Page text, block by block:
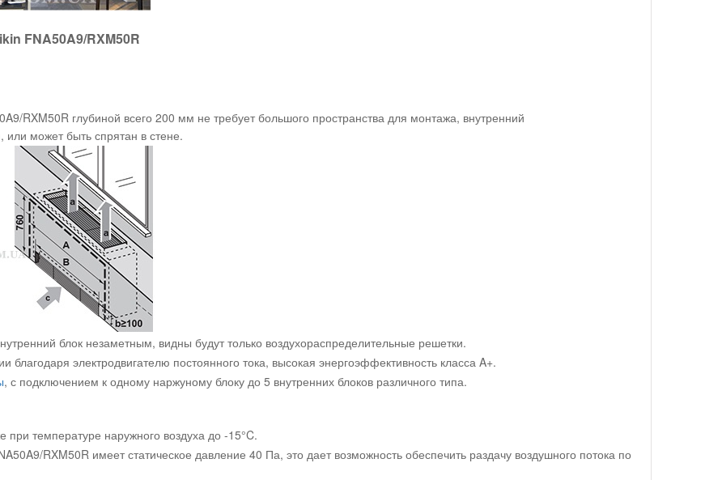
FNA50A9/RXM50R
RXM50R глубиной всего 200 мм не требует большого пространства для монтажа, внутренний
может быть спрятан в стене.
блок незаметным, видны будут только воздухораспределительные решетки.
благодаря электродвигателю постоянного тока, высокая энергоэффективность класса A+.
, с подключением к одному наржуному блоку до 5 внутренних блоков различного типа.
температуре наружного воздуха до -15°C.
RXM50R имеет статическое давление 40 Па, это дает возможность обеспечить раздачу воздушного потока по